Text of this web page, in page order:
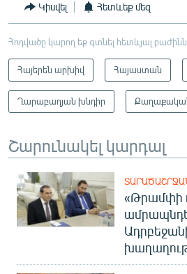
Կիսվել Հետևեք մեզ
Հոդվածը կարող եք գտնել հետևյալ
Հայերեն արխիվ Հայաստան
Ղարաբաղյան խնդիր
Շարունակել կարդալ
«Թրամփի